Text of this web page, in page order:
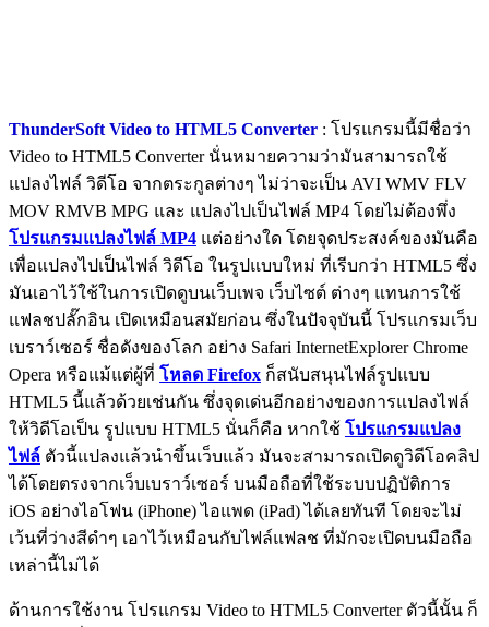
ThunderSoft Video to HTML5 Converter : โปรแกรมนี้มีชื่อว่า
Video to HTML5 Converter นั่นหมายความว่ามันสามารถใช้
แปลงไฟล์ วิดีโอ จากตระกูลต่างๆ ไม่ว่าจะเป็น AVI WMV FLV
MOV RMVB MPG และ แปลงไปเป็นไฟล์ MP4 โดยไม่ต้องพึ่ง
โปรแกรมแปลงไฟล์ MP4 แต่อย่างใด โดยจุดประสงค์ของมันคือ
เพื่อแปลงไปเป็นไฟล์ วิดีโอ ในรูปแบบใหม่ ที่เรีบกว่า HTML5 ซึ่ง
มันเอาไว้ใช้ในการเปิดดูบนเว็บเพจ เว็บไซต์ ต่างๆ แทนการใช้
แฟลชปลั๊กอิน เปิดเหมือนสมัยก่อน ซึ่งในปัจจุบันนี้ โปรแกรมเว็บ
เบราว์เซอร์ ชื่อดังของโลก อย่าง Safari InternetExplorer Chrome
Opera หรือแม้แต่ผู้ที่ โหลด Firefox ก็สนับสนุนไฟล์รูปแบบ
HTML5 นี้แล้วด้วยเช่นกัน ซึ่งจุดเด่นอีกอย่างของการแปลงไฟล์
ให้วิดีโอเป็น รูปแบบ HTML5 นั่นก็คือ หากใช้ โปรแกรมแปลง
ไฟล์ ตัวนี้แปลงแล้วนำขึ้นเว็บแล้ว มันจะสามารถเปิดดูวิดีโอคลิป
ได้โดยตรงจากเว็บเบราว์เซอร์ บนมือถือที่ใช้ระบบปฏิบัติการ
iOS อย่างไอโฟน (iPhone) ไอแพด (iPad) ได้เลยทันที โดยจะไม่
เว้นที่ว่างสีดำๆ เอาไว้เหมือนกับไฟล์แฟลช ที่มักจะเปิดบนมือถือ
เหล่านี้ไม่ได้
ด้านการใช้งาน โปรแกรม Video to HTML5 Converter ตัวนี้นั้น ก็